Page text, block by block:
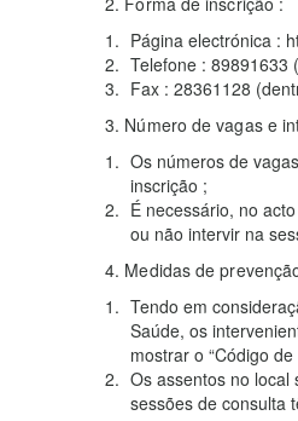
Página electrónica :
Telefone : 89891633
Fax : 28361128
3. Número de vagas e
Os números de
inscrição ;
É necessário, no
ou não intervir na
4. Medidas de
Tendo em
Saúde, os
mostrar o “Código
Os assentos no local
sessões de consulta